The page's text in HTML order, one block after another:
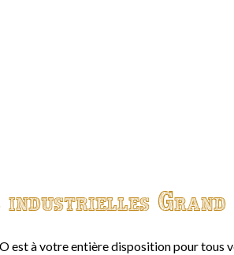
industrielles
est à votre entière disposition pour